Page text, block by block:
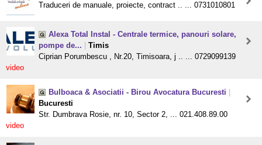
Traduceri de manuale, proiecte, contract .. ... 0731010801
Alexa Total Instal - Centrale termice, panouri solare,
pompe de...
Timis
Ciprian Porumbescu , Nr.20, Timisoara, j .. ... 0729099139
video
Bulboaca & Asociatii - Birou Avocatura Bucuresti
Bucuresti
Str. Dumbrava Rosie, nr. 10, Sector 2, ... 021.408.89.00
video